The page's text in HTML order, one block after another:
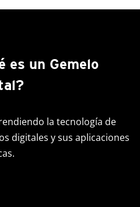
es un Gemelo
la tecnología de
digitales y sus aplicaciones